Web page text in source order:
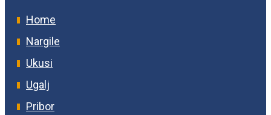
Home
Nargile
Ukusi
Ugalj
Pribor